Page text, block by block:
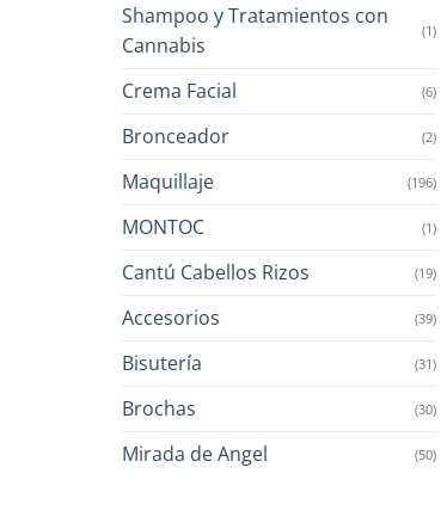
Shampoo y Tratamientos con
Cannabis
(1)
Crema Facial (6)
Bronceador (2)
Maquillaje (196)
MONTOC (1)
Cantú Cabellos Rizos (19)
Accesorios (39)
Bisutería (31)
Brochas (30)
Mirada de Angel (50)